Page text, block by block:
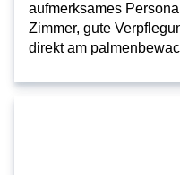
aufmerksames
Zimmer, gute
direkt am